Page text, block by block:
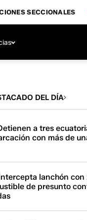
SECCIONALES
DEL DÍA
a tres
con más de
lanchón
de presunto